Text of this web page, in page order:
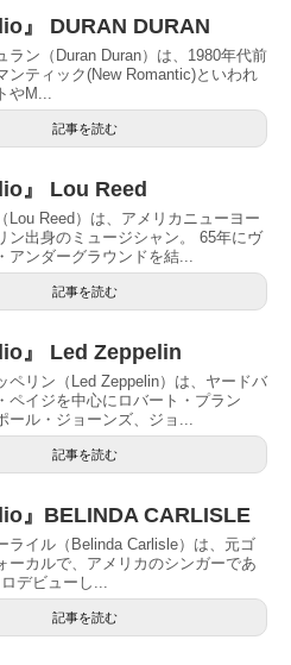
』 DURAN DURAN
ラン（Duran Duran）は、1980年代前
ンティック(New Romantic)といわれ
やM...
記事を読む
』 Lou Reed
Lou Reed）は、アメリカニューヨー
ン出身のミュージシャン。 65年にヴ
アンダーグラウンドを結...
記事を読む
』 Led Zeppelin
ペリン（Led Zeppelin）は、ヤードバ
ペイジを中心にロバート・プラン
ール・ジョーンズ、ジョ...
記事を読む
』BELINDA CARLISLE
ライル（Belinda Carlisle）は、元ゴ
ーカルで、アメリカのシンガーであ
デビューし...
記事を読む